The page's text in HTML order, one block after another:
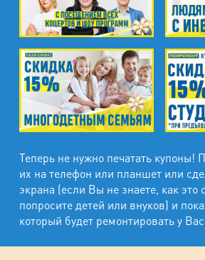
Теперь не нужно печатать купоны!
их на телефон или планшет или
экрана (если Вы не знаете, как это
попросите детей или внуков) и
который будет ремонтировать у